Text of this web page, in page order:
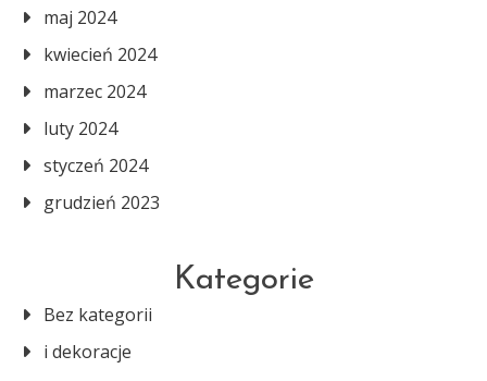
maj 2024
kwiecień 2024
marzec 2024
luty 2024
styczeń 2024
grudzień 2023
Kategorie
Bez kategorii
i dekoracje